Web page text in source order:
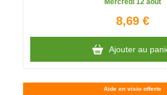
Mercredi 12 août
8,69 €
Ajouter au
Aide en visio offerte